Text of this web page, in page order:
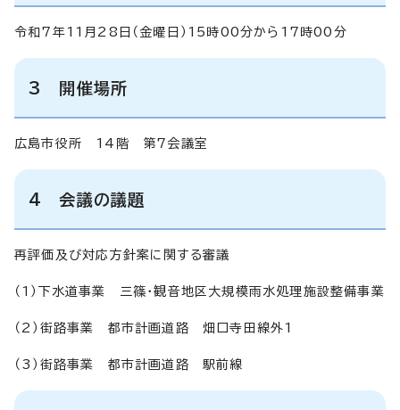
令和7年11月28日（金曜日）15時00分から17時00分
3 開催場所
広島市役所 14階 第7会議室
4 会議の議題
再評価及び対応方針案に関する審議
（1）下水道事業 三篠・観音地区大規模雨水処理施設整備事業
（2）街路事業 都市計画道路 畑口寺田線外1
（3）街路事業 都市計画道路 駅前線